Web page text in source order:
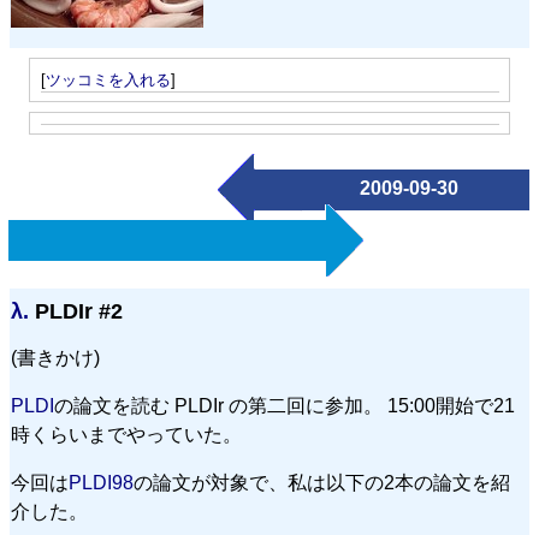
[ツッコミを入れる]
2009-09-30
λ. PLDIr #2
(書きかけ)
PLDI の論文を読む PLDIr の第二回に参加。 15:00開始で21
時くらいまでやっていた。
今回はPLDI98の論文が対象で、私は以下の2本の論文を紹
介した。